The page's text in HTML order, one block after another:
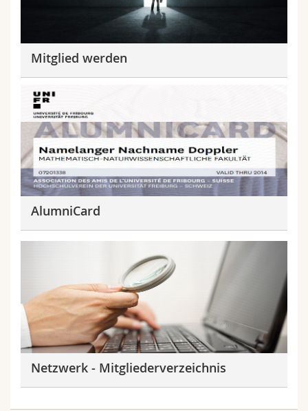
Mitglied werden
AlumniCard
Netzwerk - Mitgliederverzeichnis